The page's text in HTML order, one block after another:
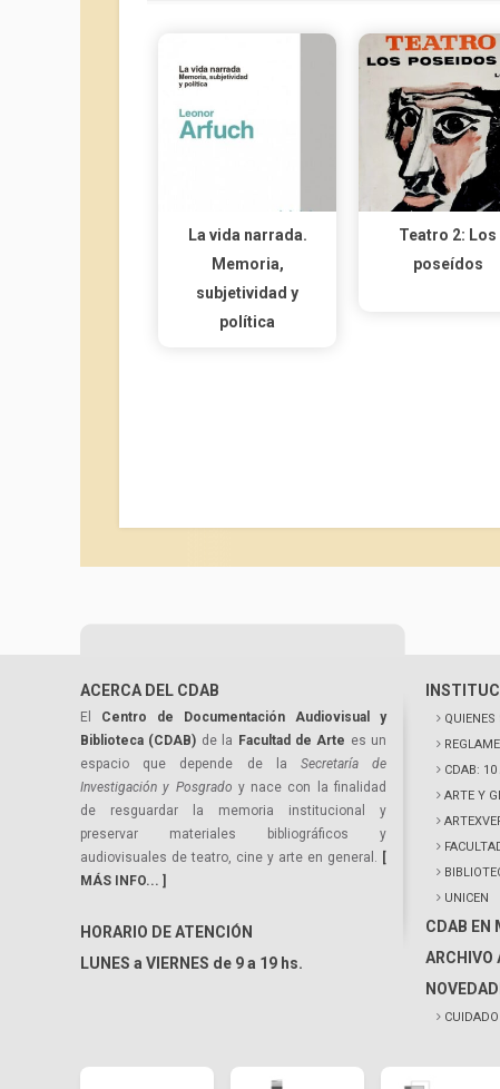
La vida narrada.
Memoria,
subjetividad y
política
Teatro 2: Los
poseídos
ACERCA DEL CDAB
El Centro de Documentación Audiovisual y
Biblioteca (CDAB) de la Facultad de Arte es un
espacio que depende de la Secretaría de
Investigación y Posgrado y nace con la finalidad
de resguardar la memoria institucional y
preservar materiales bibliográficos y
audiovisuales de teatro, cine y arte en general. [
MÁS INFO... ]
HORARIO DE ATENCIÓN
LUNES a VIERNES de 9 a 19 hs.
QUIENES
CDAB: 10
ARTE Y
UNICEN
CDAB EN
ARCHIVO